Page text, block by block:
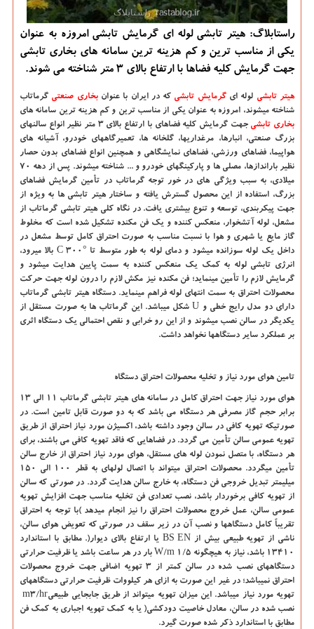
راستابلاگ: هیتر تابشی لوله ای گرمایش تابشی امروزه به عنوان
یكی از مناسب ترین و كم هزینه ترین سامانه های بخاری تابشی
جهت گرمایش كلیه فضاها با ارتفاع بالای 3 متر شناخته می شوند.
هیتر تابشی لوله ایگرمایش تابشی که در ایران با عنوانبخاری صنعتی گرماتاب
شناخته میشوند، امروزه به عنوان یکی از مناسب ترین و کم هزینه ترین سامانه هاي
بخاری تابشی
جهت گرمایش كليه فضاهاي با ارتفاع بالاي 3 متر نظیر انواع سالنهاي
بزرگ صنعتی، انبارها، مرغداريها، گلخانه ها، تعمیرگاههای خودرو، آشیانه های
هواپیما، فضاهاي ورزشی، فضاهای نمایشگاهی و همچنین انواع فضاهاي بدون حصار
نظیر باراندازها، مصلی ها و پاركينگهاي خودرو و ... شناخته میشوند. پس از دهه 70
ميلادي، به سبب ویژگی های در خور توجه گرماتاب در تأمین گرمایش فضاهای
بزرگ، استفاده از این محصول گسترش یافته و ساختار هیتر تابشی ها به ویژه از
جهت پیکربندی، توسعه و تنوع بیشتری یافت. در نگاه کلی هیتر تابشی گرماتاب از
مشعل، لوله آتشخوار، منعکس كننده و یك فن مکنده تشکیل شده است كه مخلوط
گاز مایع یا شهري و هوا با نسبت مناسب به صورت احتراق کامل توسط مشعل در
داخل یك لوله سوزانده میشود و دماي لوله به طور متوسط تا C 300° بالا میرود،
انرژي تابشی لوله به كمك يك منعکس کننده به سمت پایین هدایت میشود و
گرمایش لازم را تأمین مینماید؛ فن مکنده نیز مکش لازم را درون لوله جهت حركت
محصولات احتراق به سمت انتهاي لوله فراهم مینماید. دستگاه هیتر تابشی گرماتاب
داراي دو مدل رایج خطی و U شکل میباشد. این گرماتاب ها به صورت مستقل از
یکدیگر در سالن نصب میشوند و از این رو خرابی و نقص احتمالی یك دستگاه اثري
بر عملکرد سایر دستگاهها نخواهد داشت.
تامین هوای مورد نیاز و تخلیه محصولات احتراق دستگاه
هواي مورد نیاز جهت احتراق کامل در سامانه هاي هیتر تابشی گرماتاب 11 الی 13
برابر حجم گاز مصرفی هر دستگاه می باشد كه به دو صورت قابل تامین است. در
صورتیکه تهویه کافی در سالن وجود داشته باشد، اکسیژن مورد نیاز احتراق از طریق
تهویه عمومی سالن تأمین می گردد. در فضاهایی كه فاقد تهویه كافی می باشند، براي
هر دستگاه، با متصل نمودن لوله هاي مستقل، هواي مورد نیاز احتراق از خارج سالن
تأمین میگردد. محصولات احتراق میتواند با اتصال لولهاي به قطر 100 الی 150
میلیمتر تبدیل خروجی فن دستگاه، به خارج سالن هدایت گردد. در صورتی که سالن
از تهویه کافی برخوردار باشد، نصب تعدادي فن تخلیه مناسب جهت افزایش تهویه
عمومی سالن، عمل خروج محصولات احتراق را نیز انجام میدهد )با توجه به احتراق
تقریباً كامل دستگاهها و نصب آن در زیر سقف در صورتی که تعویض هوای سالن،
ناشی از تهویه طبیعی بیش از BS EN یا ارتفاع بالاي دیوار(. مطابق با استاندارد
13410 باشد، نیاز به هیچگونه
W/m 1/5 بار در هر ساعت باشد یا ظرفیت حرارتی
دستگاههای نصب شده در سالن كمتر از 3 تهویه اضافی جهت خروج محصولات
احتراق نمیباشد؛ در غیر این صورت به ازاي هر كيلووات ظرفیت حرارتی دستگاههای
تهویه مورد نیاز میباشد. این میزان تهویه میتواند از طریق جابجایی طبیعیm3/hr
نصب شده در سالن، معادل خاصیت دودکشی( یا به كمك تهویه اجباري به كمك فن
مطابق با استاندارد ذكر شده صورت گیرد.